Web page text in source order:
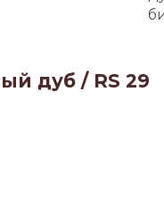
дуб / RS 29